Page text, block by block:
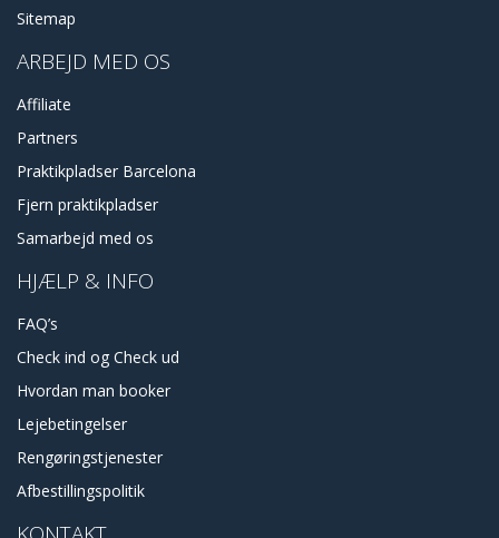
Sitemap
ARBEJD MED OS
Affiliate
Partners
Praktikpladser Barcelona
Fjern praktikpladser
Samarbejd med os
HJÆLP & INFO
FAQ’s
Check ind og Check ud
Hvordan man booker
Lejebetingelser
Rengøringstjenester
Afbestillingspolitik